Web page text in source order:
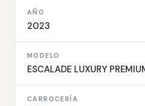
AÑO
2023
MODELO
ESCALADE LUXURY
CARROCERÍA